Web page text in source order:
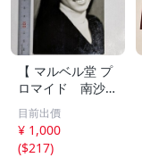
【 マルベル堂 プ
ロマイド 南沙
織 1枚】当時物
昭和アイドル 女
優
目前出價
¥ 1,000
($217)